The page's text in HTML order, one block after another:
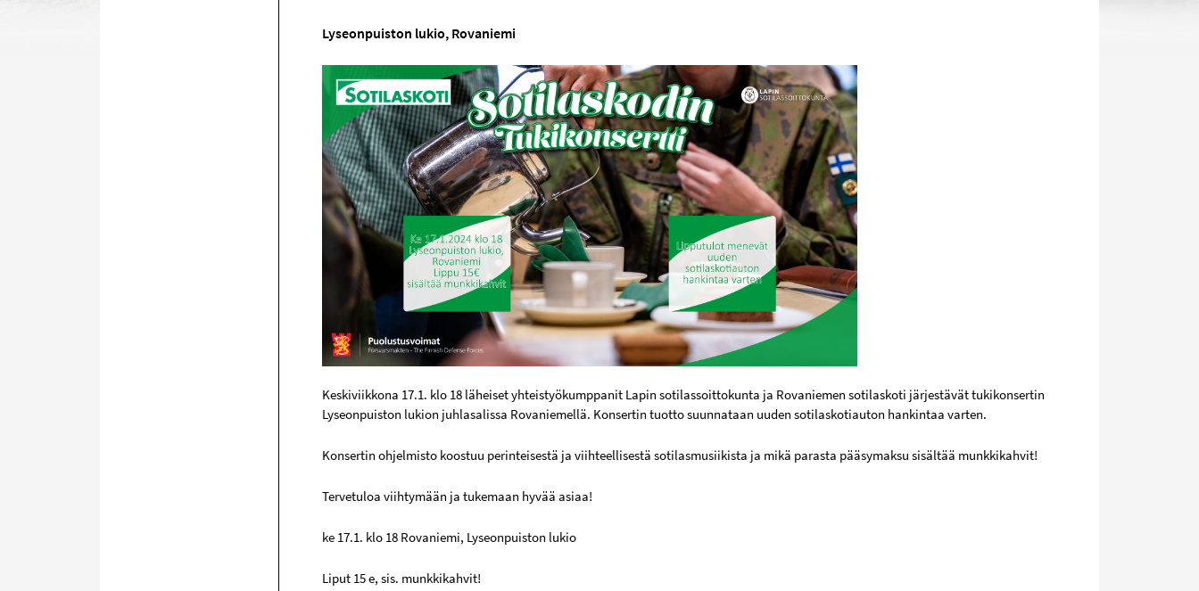
Lyseonpuiston lukio, Rovaniemi
Keskiviikkona 17.1. klo 18 läheiset yhteistyökumppanit Lapin sotilassoittokunta ja Rovaniemen sotilaskoti järjestävät tukikonsertin
Lyseonpuiston lukion juhlasalissa Rovaniemellä. Konsertin tuotto suunnataan uuden sotilaskotiauton hankintaa varten.
Konsertin ohjelmisto koostuu perinteisestä ja viihteellisestä sotilasmusiikista ja mikä parasta pääsymaksu sisältää munkkikahvit!
Tervetuloa viihtymään ja tukemaan hyvää asiaa!
ke 17.1. klo 18 Rovaniemi, Lyseonpuiston lukio
Liput 15 e, sis. munkkikahvit!